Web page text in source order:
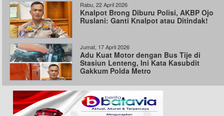
Rabu, 22 April 2026
Knalpot Brong Diburu Polisi, AKBP Ojo
Ruslani: Ganti Knalpot atau Ditindak!
Jumat, 17 April 2026
Adu Kuat Motor dengan Bus Tije di
Stasiun Lenteng, Ini Kata Kasubdit
Gakkum Polda Metro